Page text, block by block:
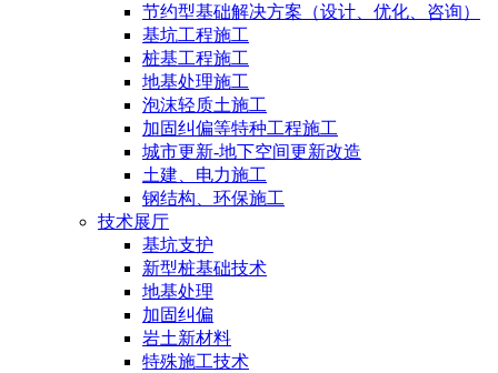
节约型基础解决方案（设计、优化、咨询）
基坑工程施工
桩基工程施工
地基处理施工
泡沫轻质土施工
加固纠偏等特种工程施工
城市更新-地下空间更新改造
土建、电力施工
钢结构、环保施工
技术展厅
基坑支护
新型桩基础技术
地基处理
加固纠偏
岩土新材料
特殊施工技术